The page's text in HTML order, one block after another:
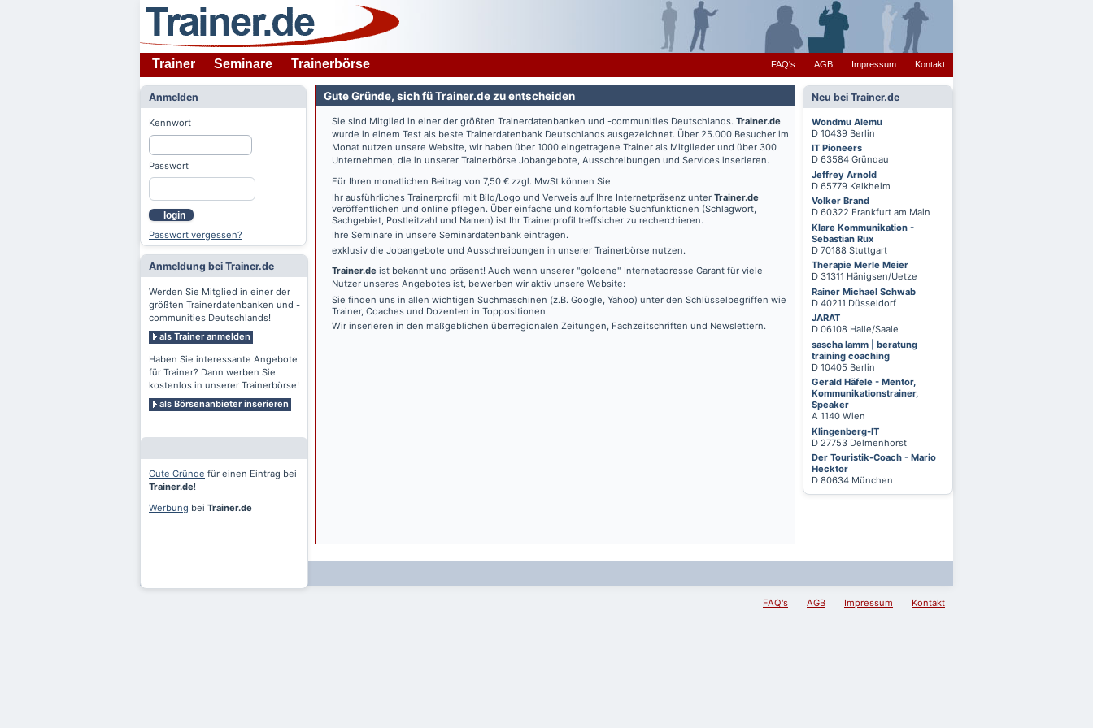
Trainer Seminare Trainerbörse FAQ's AGB Impressum Kontakt
Anmelden
Kennwort
Passwort
login
Passwort vergessen?
Anmeldung bei Trainer.de
Werden Sie Mitglied in einer der
größten Trainerdatenbanken und -
communities Deutschlands!
als Trainer anmelden
Haben Sie interessante Angebote
für Trainer? Dann werben Sie
kostenlos in unserer Trainerbörse!
als Börsenanbieter inserieren
Gute Gründe für einen Eintrag bei
Trainer.de!
Werbung bei Trainer.de
Neu bei Trainer.de
Wondmu Alemu
D 10439 Berlin
IT Pioneers
D 63584 Gründau
Jeffrey Arnold
D 65779 Kelkheim
Volker Brand
D 60322 Frankfurt am Main
Klare Kommunikation -
Sebastian Rux
D 70188 Stuttgart
Therapie Merle Meier
D 31311 Hänigsen/Uetze
Rainer Michael Schwab
D 40211 Düsseldorf
JARAT
D 06108 Halle/Saale
sascha lamm | beratung
training coaching
D 10405 Berlin
Gerald Häfele - Mentor,
Kommunikationstrainer,
Speaker
A 1140 Wien
Klingenberg-IT
D 27753 Delmenhorst
Der Touristik-Coach - Mario
Hecktor
D 80634 München
Gute Gründe, sich fü Trainer.de zu entscheiden
Sie sind Mitglied in einer der größten Trainerdatenbanken und -communities Deutschlands. Trainer.de
wurde in einem Test als beste Trainerdatenbank Deutschlands ausgezeichnet. Über 25.000 Besucher im
Monat nutzen unsere Website, wir haben über 1000 eingetragene Trainer als Mitglieder und über 300
Unternehmen, die in unserer Trainerbörse Jobangebote, Ausschreibungen und Services inserieren.
Für Ihren monatlichen Beitrag von 7,50 € zzgl. MwSt können Sie
Ihr ausführliches Trainerprofil mit Bild/Logo und Verweis auf Ihre Internetpräsenz unter Trainer.de
veröffentlichen und online pflegen. Über einfache und komfortable Suchfunktionen (Schlagwort,
Sachgebiet, Postleitzahl und Namen) ist Ihr Trainerprofil treffsicher zu recherchieren.
Ihre Seminare in unsere Seminardatenbank eintragen.
exklusiv die Jobangebote und Ausschreibungen in unserer Trainerbörse nutzen.
Trainer.de ist bekannt und präsent! Auch wenn unserer "goldene" Internetadresse Garant für viele
Nutzer unseres Angebotes ist, bewerben wir aktiv unsere Website:
Sie finden uns in allen wichtigen Suchmaschinen (z.B. Google, Yahoo) unter den Schlüsselbegriffen wie
Trainer, Coaches und Dozenten in Toppositionen.
Wir inserieren in den maßgeblichen überregionalen Zeitungen, Fachzeitschriften und Newslettern.
FAQ's AGB Impressum Kontakt